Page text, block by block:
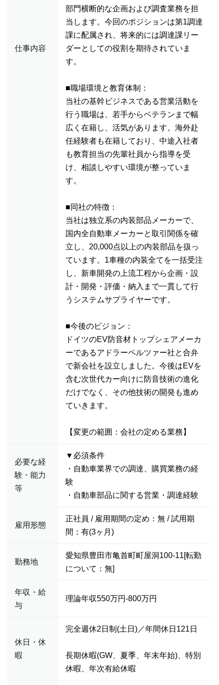
仕事内容
部門横断的な企画および調査業務を担
当します。今回のポジションは第1調達
課に配属され、将来的には調達課リー
ダーとしての役割を期待されていま
す。
■職場環境と教育体制：
当社の基幹ビジネスである営業活動を
行う職場は、若手からベテランまで幅
広く在籍し、活気があります。海外赴
任経験者も在籍しており、中途入社者
も教育担当の先輩社員から指導を受
け、相談しやすい環境が整っていま
す。
■同社の特徴：
当社は独立系の内装部品メーカーで、
国内全自動車メーカーと取引関係を確
立し、20,000点以上の内装部品を扱っ
ています。1車種の内装全てを一括受注
し、新車開発の上流工程から企画・設
計・開発・評価・納入まで一貫して行
うシステムサプライヤーです。
■今後のビジョン：
ドイツのEV防音材トップシェアメーカ
ーであるアドラーペルツァー社と合弁
で新会社を設立しました。今後はEVを
含む次世代カー向けに防音技術の進化
だけでなく、その他技術の開発も進め
ていきます。
【変更の範囲：会社の定める業務】
必要な経
験・能力
等
▼必須条件
・自動車業界での調達、購買業務の経
験
・自動車部品に関する営業・調達経験
雇用形態
正社員 / 雇用期間の定め：無 / 試用期
間：有(3ヶ月)
勤務地
愛知県豊田市亀首町町屋洞100-11[転勤
について：無]
年収・給
与
理論年収550万円-800万円
休日・休
暇
完全週休2日制(土日)／年間休日121日
長期休暇(GW、夏季、年末年始)、特別
休暇、年次有給休暇